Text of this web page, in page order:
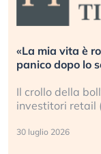
«La mia vita è
panico dopo lo
Il crollo della
investitori retail
30 luglio 2026